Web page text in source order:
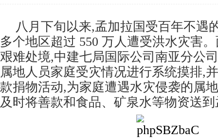
八月下旬以来,孟加拉国受百年不遇
多个地区超过 550 万人遭受洪水灾害
艰难处境,中建七局国际公司南亚分公
属地人员家庭受灾情况进行系统摸排,
款捐物活动,为家庭遭遇水灾侵袭的属
及时将善款和食品、矿泉水等物资送